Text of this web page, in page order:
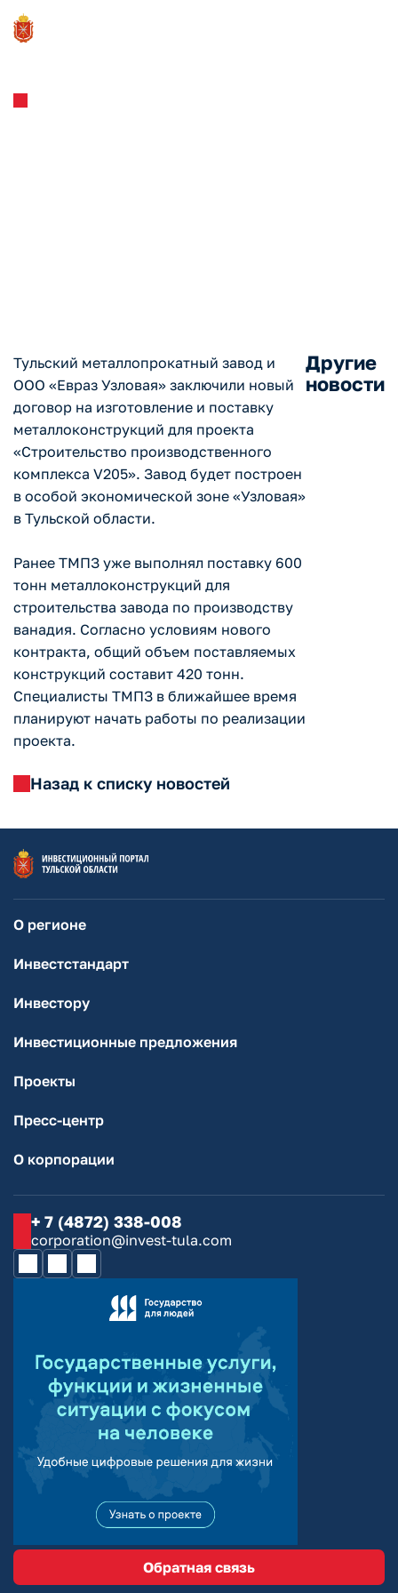
Тульский металлопрокатный завод и
ООО «Евраз Узловая» заключили новый
договор на изготовление и поставку
металлоконструкций для проекта
«Строительство производственного
комплекса V205». Завод будет построен
в особой экономической зоне «Узловая»
в Тульской области.
Ранее ТМПЗ уже выполнял поставку 600
тонн металлоконструкций для
строительства завода по производству
ванадия. Согласно условиям нового
контракта, общий объем поставляемых
конструкций составит 420 тонн.
Специалисты ТМПЗ в ближайшее время
планируют начать работы по реализации
проекта.
Назад к списку новостей
Другие
новости
О регионе
Инвестстандарт
Инвестору
Инвестиционные предложения
Проекты
Пресс-центр
О корпорации
+ 7 (4872) 338-008
corporation@invest-tula.com
Обратная связь